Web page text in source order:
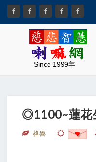
Since 1999年
◎1100~蓮花
格魯